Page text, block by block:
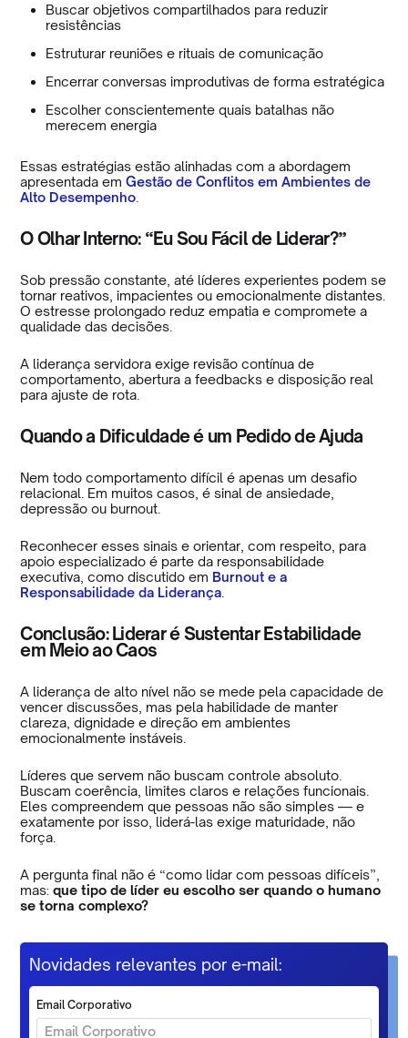
Buscar objetivos compartilhados para reduzir
resistências
Estruturar reuniões e rituais de comunicação
Encerrar conversas improdutivas de forma estratégica
Escolher conscientemente quais batalhas não
merecem energia
Essas estratégias estão alinhadas com a abordagem
apresentada emGestão de Conflitos em Ambientes de
Alto Desempenho
O Olhar Interno: “Eu Sou Fácil de Liderar?”
Sob pressão constante, até líderes experientes podem se
tornar reativos, impacientes ou emocionalmente distantes.
O estresse prolongado reduz empatia e compromete a
qualidade das decisões.
A liderança servidora exige revisão contínua de
comportamento, abertura a feedbacks e disposição real
para ajuste de rota.
Quando a Dificuldade é um Pedido de Ajuda
Nem todo comportamento difícil é apenas um desafio
relacional. Em muitos casos, é sinal de ansiedade,
depressão ou burnout.
Reconhecer esses sinais e orientar, com respeito, para
apoio especializado é parte da responsabilidade
executiva, como discutido em Burnout e a
Responsabilidade da Liderança
Conclusão: Liderar é Sustentar Estabilidade
em Meio ao Caos
A liderança de alto nível não se mede pela capacidade de
vencer discussões, mas pela habilidade de manter
clareza, dignidade e direção em ambientes
emocionalmente instáveis.
Líderes que servem não buscam controle absoluto.
Buscam coerência, limites claros e relações funcionais.
Eles compreendem que pessoas não são simples — e
exatamente por isso, liderá-las exige maturidade, não
força.
A pergunta final não é “como lidar com pessoas difíceis”,
mas:que tipo de líder eu escolho ser quando o humano
se torna complexo?
Novidades relevantes por e-mail:
Email Corporativo